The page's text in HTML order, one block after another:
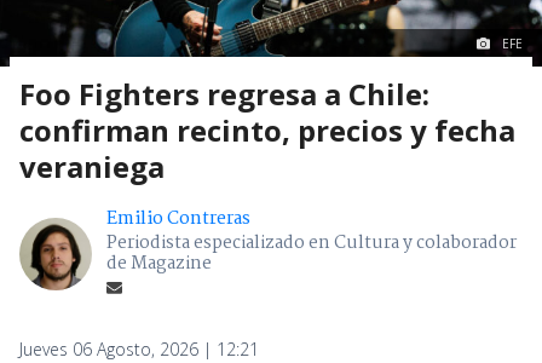
EFE
Foo Fighters regresa a Chile:
confirman recinto, precios y fecha
veraniega
Emilio Contreras
Periodista especializado en Cultura y colaborador
de Magazine
Jueves 06 Agosto, 2026 | 12:21